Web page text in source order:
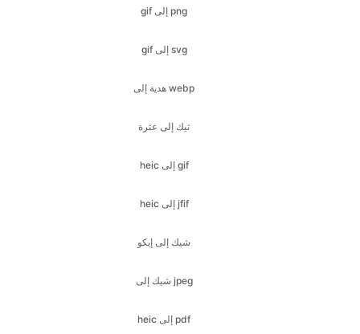
هدية إلى webp
ثيك إلى عثرة
heic إلى gif
heic إلى jfif
شيك إلى إيكو
شيك إلى jpeg
heic إلى pdf
heic إلى jpg
ثيك تو بينغ